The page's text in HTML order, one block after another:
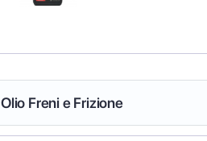
Olio Freni e Frizione